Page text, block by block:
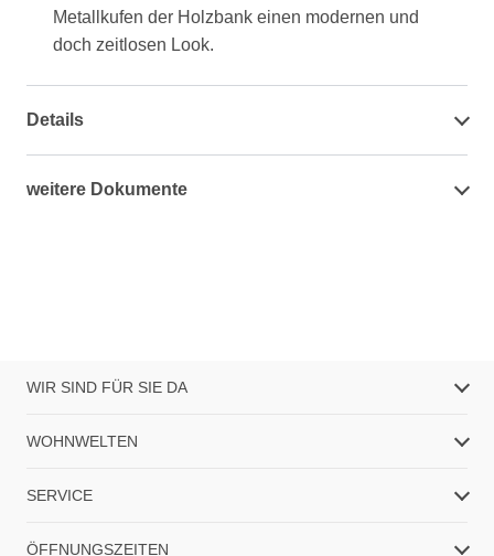
Metallkufen der Holzbank einen modernen und
doch zeitlosen Look.
Details
weitere Dokumente
WIR SIND FÜR SIE DA
WOHNWELTEN
SERVICE
ÖFFNUNGSZEITEN